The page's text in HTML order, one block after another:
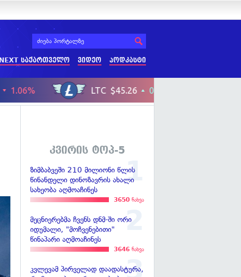
NEXT საქართველო ვიდეო პოდკასტი
კვირის ტოპ-5
ზიმბაბვეში 210 მილიონი წლის
წინანდელი დინოზავრის ახალი
სახეობა აღმოაჩინეს
3650 ნახვა
მეცნიერებმა ჩვენს დნმ-ში ორი
იდუმალი, "მოჩვენებითი"
წინაპარი აღმოაჩინეს
3646 ნახვა
კვლევამ პირველად დაადასტურა,